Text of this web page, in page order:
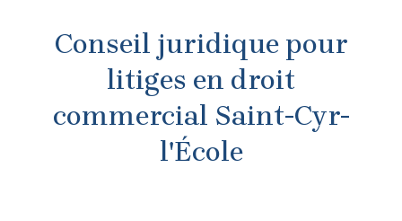
Conseil juridique pour
litiges en droit
commercial Saint-Cyr-
l'École